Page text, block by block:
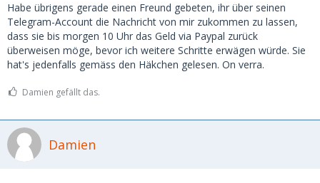
Habe übrigens gerade einen Freund gebeten, ihr über seinen
Telegram-Account die Nachricht von mir zukommen zu lassen,
dass sie bis morgen 10 Uhr das Geld via Paypal zurück
überweisen möge, bevor ich weitere Schritte erwägen würde. Sie
hat's jedenfalls gemäss den Häkchen gelesen. On verra.
Damien gefällt das.
Damien